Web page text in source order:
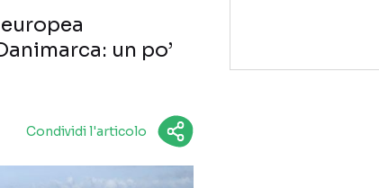
un po’
Condividi l'articolo